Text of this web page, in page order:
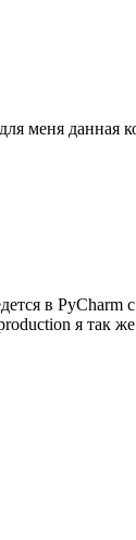
меня данная
в PyCharm
я так